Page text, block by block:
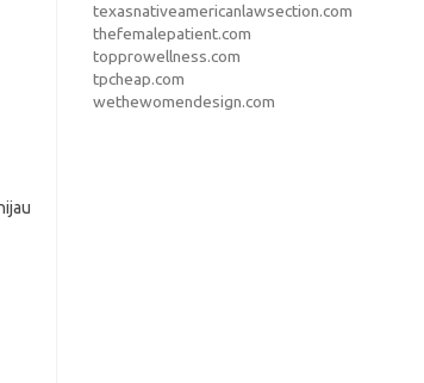
texasnativeamericanlawsection.com
thefemalepatient.com
topprowellness.com
tpcheap.com
wethewomendesign.com